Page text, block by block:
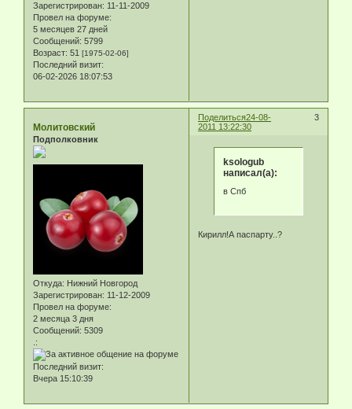
Зарегистрирован: 11-11-2009
Провел на форуме:
5 месяцев 27 дней
Сообщений: 5799
Возраст: 51 [1975-02-06]
Последний визит:
06-02-2026 18:07:53
Поделиться 3
24-08-
2011 13:22:30
Молитовский
Подполковник
Откуда: Нижний Новгород
Зарегистрирован: 11-12-2009
Провел на форуме:
2 месяца 3 дня
Сообщений: 5309
.:
Последний визит:
Вчера 15:10:39
ksologub
написал(а):
в Спб
Кирилл!А паспарту..?